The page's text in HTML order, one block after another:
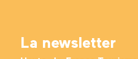
La newsletter